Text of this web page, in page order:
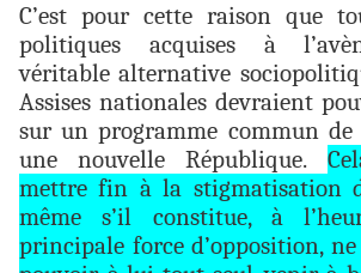
C’est pour cette raison que
politiques acquises à
véritable alternative
Assises nationales devraient
sur un programme commun
une nouvelle République.
mettre fin à la stigmatisation
même s’il constitue, à
principale force d’opposition,